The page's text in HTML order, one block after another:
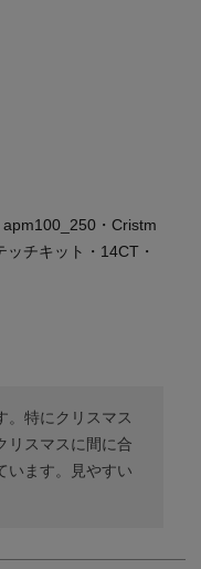
apm100_250・Cristm
チキット・14CT・
。特にクリスマス
リスマスに間に合
います。見やすい